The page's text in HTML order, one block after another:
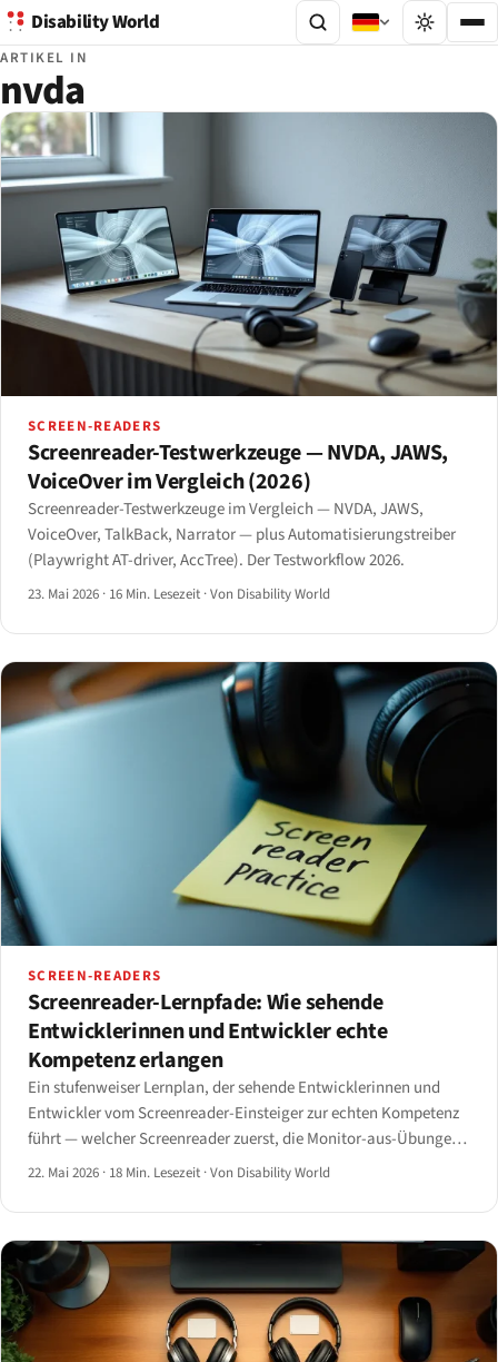
Disability World
ARTIKEL IN
nvda
SCREEN-READERS
Screenreader-Testwerkzeuge — NVDA, JAWS,
VoiceOver im Vergleich (2026)
Screenreader-Testwerkzeuge im Vergleich — NVDA, JAWS,
VoiceOver, TalkBack, Narrator — plus Automatisierungstreiber
(Playwright AT-driver, AccTree). Der Testworkflow 2026.
23. Mai 2026 · 16 Min. Lesezeit ·Von Disability World
SCREEN-READERS
Screenreader-Lernpfade: Wie sehende
Entwicklerinnen und Entwickler echte
Kompetenz erlangen
Ein stufenweiser Lernplan, der sehende Entwicklerinnen und
Entwickler vom Screenreader-Einsteiger zur echten Kompetenz
führt — welcher Screenreader zuerst, die Monitor-aus-Übungen
der ersten Woche, die kaum gelehrten Entwickler-Shortcuts und
22. Mai 2026 · 18 Min. Lesezeit ·Von Disability World